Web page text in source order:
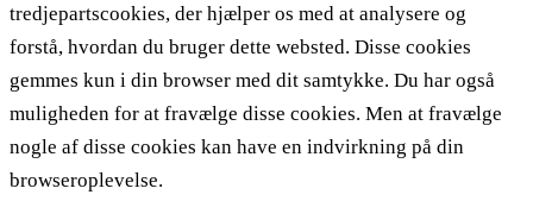
tredjepartscookies, der hjælper os med at analysere og
forstå, hvordan du bruger dette websted. Disse cookies
gemmes kun i din browser med dit samtykke. Du har også
muligheden for at fravælge disse cookies. Men at fravælge
nogle af disse cookies kan have en indvirkning på din
browseroplevelse.